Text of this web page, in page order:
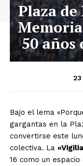
Plaza
50
Bajo el lema
gargantas en la
convertirse este
colectiva. La
16 como un